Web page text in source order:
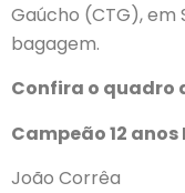
Gaúcho (CTG), em
bagagem.
Confira o quadro
Campeão 12 anos
João Corrêa